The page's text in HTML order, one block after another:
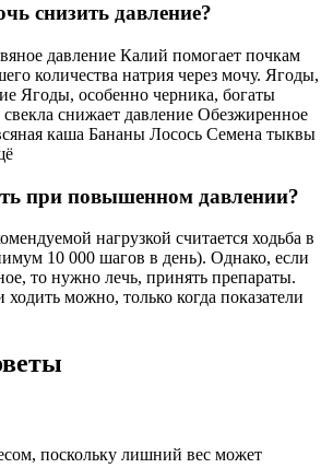
снизить давление?
давление Калий помогает почкам
количества натрия через мочу. Ягоды,
Ягоды, особенно черника, богаты
снижает давление Обезжиренное
каша Бананы Лосось Семена тыквы
при повышенном давлении?
нагрузкой считается ходьба в
10 000 шагов в день). Однако, если
то нужно лечь, принять препараты.
ходить можно, только когда показатели
поскольку лишний вес может